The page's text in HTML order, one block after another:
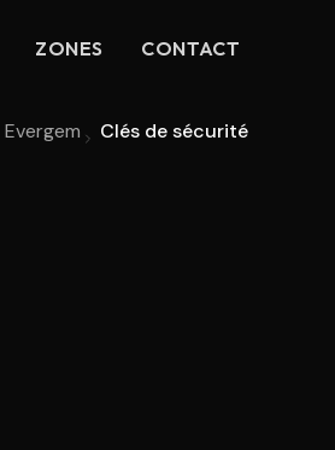
ZONES CONTACT
Evergem Clés de sécurité